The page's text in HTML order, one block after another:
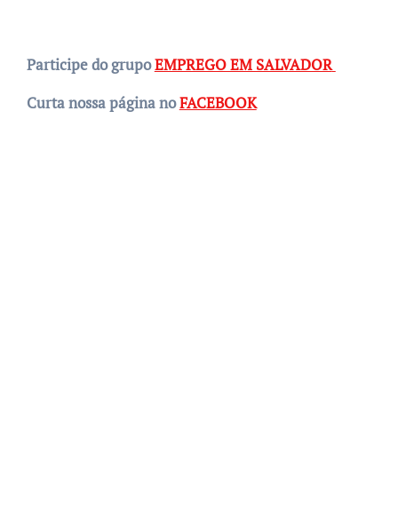
Participe do grupoEMPREGO EM SALVADOR
Curta nossa página noFACEBOOK